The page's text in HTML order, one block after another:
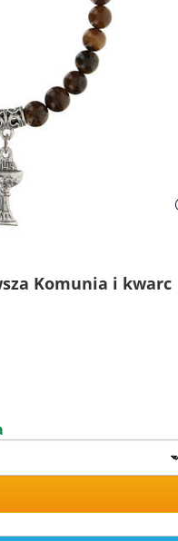
Komunia i kwarc